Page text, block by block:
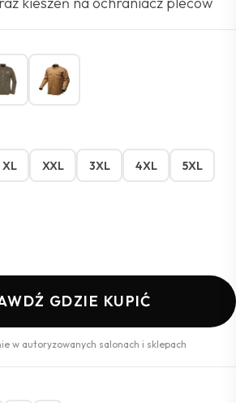
XL XXL 3XL 4XL 5XL
GDZIE KUPIĆ
w autoryzowanych salonach i sklepach